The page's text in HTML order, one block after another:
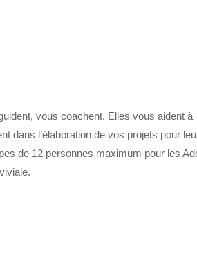
vous coachent. Elles vous aident à
dans l’élaboration de vos projets pour
de 12 personnes maximum pour les